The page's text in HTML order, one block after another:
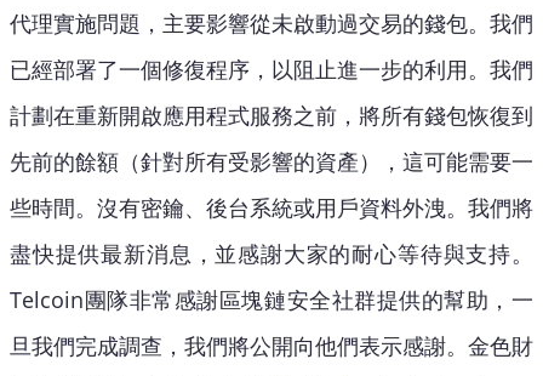
代理實施問題，主要影響從未啟動過交易的錢包。我們
已經部署了一個修復程序，以阻止進一步的利用。我們
計劃在重新開啟應用程式服務之前，將所有錢包恢復到
先前的餘額（針對所有受影響的資產），這可能需要一
些時間。沒有密鑰、後台系統或用戶資料外洩。我們將
盡快提供最新消息，並感謝大家的耐心等待與支持。
Telcoin團隊非常感謝區塊鏈安全社群提供的幫助，一
旦我們完成調查，我們將公開向他們表示感謝。金色財